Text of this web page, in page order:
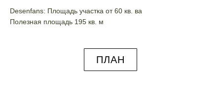
Desenfans: Площадь участка от 60 кв. ва
Полезная площадь 195 кв. м
ПЛАН